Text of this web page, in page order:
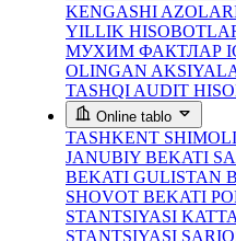
KENGASHI
YILLIK
МУХИМ ФАКТЛАР
OLINGAN
TASHQI AUDIT
Online tablo
TASHKENT
JANUBIY BEKATI
BEKATI GULISTAN
SHOVOT BEKATI
STANTSIYASI
STANTSIYASI